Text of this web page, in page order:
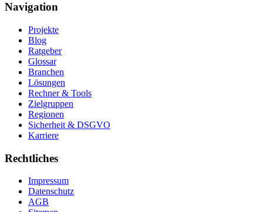
Navigation
Projekte
Blog
Ratgeber
Glossar
Branchen
Lösungen
Rechner & Tools
Zielgruppen
Regionen
Sicherheit & DSGVO
Karriere
Rechtliches
Impressum
Datenschutz
AGB